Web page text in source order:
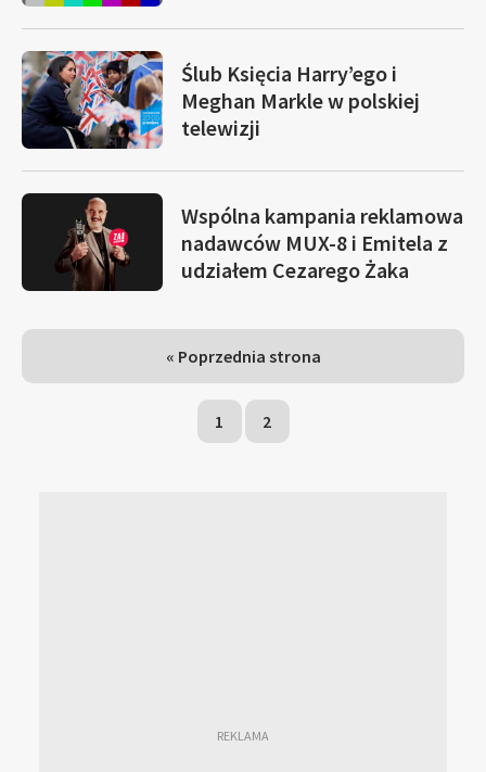
Ślub Księcia Harry’ego i
Meghan Markle w polskiej
telewizji
Wspólna kampania reklamowa
nadawców MUX-8 i Emitela z
udziałem Cezarego Żaka
« Poprzednia strona
1 2